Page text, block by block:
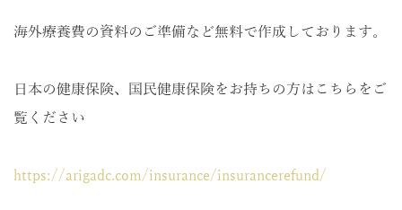
海外療養費の資料のご準備など無料で作成しております。
日本の健康保険、国民健康保険をお持ちの方はこちらをご
覧ください
https://arigadc.com/insurance/insurancerefund/